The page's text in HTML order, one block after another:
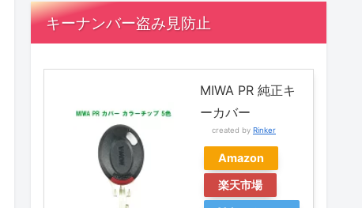
キーナンバー盗み見防止
MIWA PR 純正キ
ーカバー
created by Rinker
Amazon
楽天市場